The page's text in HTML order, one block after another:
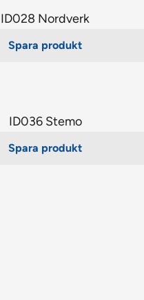
ID028 Nordverk
Spara produkt
ID036 Stemo
Spara produkt